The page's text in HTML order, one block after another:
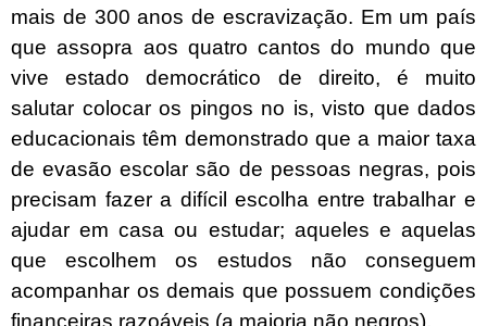
mais de 300 anos de escravização. Em um país
que assopra aos quatro cantos do mundo que
vive estado democrático de direito, é muito
salutar colocar os pingos no is, visto que dados
educacionais têm demonstrado que a maior taxa
de evasão escolar são de pessoas negras, pois
precisam fazer a difícil escolha entre trabalhar e
ajudar em casa ou estudar; aqueles e aquelas
que escolhem os estudos não conseguem
acompanhar os demais que possuem condições
financeiras razoáveis (a maioria não negros).